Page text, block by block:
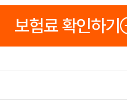
보험료 확인하기